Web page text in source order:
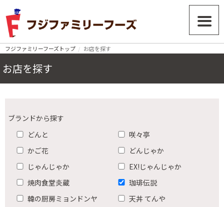
フジファミリーフーズトップ お店を探す
お店を探す
ブランドから探す
どんと
咲々亭
かご花
どんじゃか
じゃんじゃか
EX!じゃんじゃか
焼肉食堂炎蔵
珈琲伝説
韓の厨房ミョンドンヤ
天丼 てんや